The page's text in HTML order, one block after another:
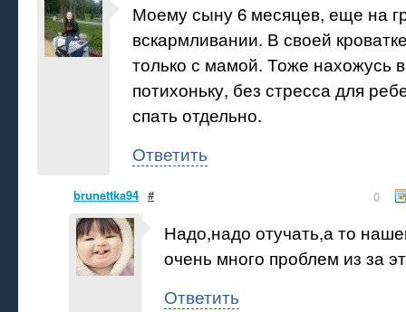
Моему сыну 6 месяцев, еще на
вскармливании. В своей
только с мамой. Тоже нахожусь
потихоньку, без стресса для
спать отдельно.
Ответить
brunettka94 # 0
Надо,надо отучать,а то
очень много проблем из за
Ответить